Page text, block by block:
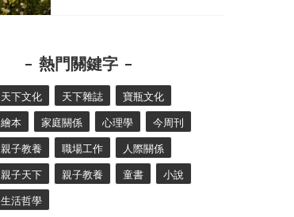
熱門關鍵字
天下文化 天下雜誌 寶瓶文化
繪本 家庭關係 心理學 今周刊
親子教養 職場工作 人際關係
親子天下 親子教養 童書 小說
生活哲學